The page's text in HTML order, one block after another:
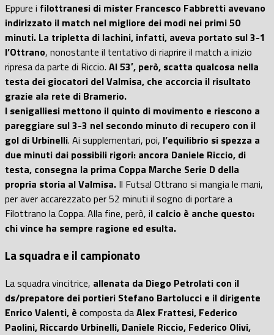
Eppure i filottranesi di mister Francesco Fabbretti avevano
indirizzato il match nel migliore dei modi nei primi 50
minuti. La tripletta di Iachini, infatti, aveva portato sul 3-1
l’Ottrano, nonostante il tentativo di riaprire il match a inizio
ripresa da parte di Riccio. Al 53′, però, scatta qualcosa nella
testa dei giocatori del Valmisa, che accorcia il risultato
grazie ala rete di Bramerio.
I senigalliesi mettono il quinto di movimento e riescono a
pareggiare sul 3-3 nel secondo minuto di recupero con il
gol di Urbinelli. Ai supplementari, poi, l’equilibrio si spezza a
due minuti dai possibili rigori: ancora Daniele Riccio, di
testa, consegna la prima Coppa Marche Serie D della
propria storia al Valmisa. Il Futsal Ottrano si mangia le mani,
per aver accarezzato per 52 minuti il sogno di portare a
Filottrano la Coppa. Alla fine, però, il calcio è anche questo:
chi vince ha sempre ragione ed esulta.
La squadra e il campionato
La squadra vincitrice, allenata da Diego Petrolati con il
ds/prepatore dei portieri Stefano Bartolucci e il dirigente
Enrico Valenti, è composta daAlex Frattesi, Federico
Paolini, Riccardo Urbinelli, Daniele Riccio, Federico Olivi,